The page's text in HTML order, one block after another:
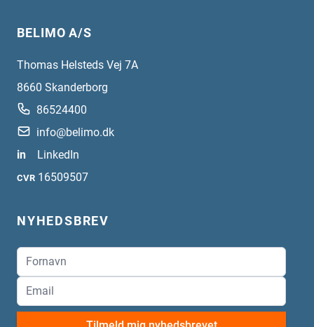
BELIMO A/S
Thomas Helsteds Vej 7A
8660 Skanderborg
86524400
info@belimo.dk
in
LinkedIn
CVR 16509507
NYHEDSBREV